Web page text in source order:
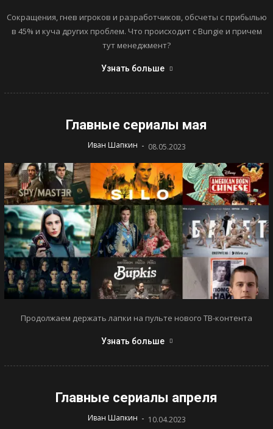
Сокращения, гнев игроков и разработчиков, обсчеты с прибылью
в 45% и куча других проблем. Что происходит с Bungie и причем
тут менеджмент?
Узнать больше
Главные сериалы мая
Иван Шапкин - 08.05.2023
Продолжаем держать лапки на пульте нового ТВ-контента
Узнать больше
Главные сериалы апреля
Иван Шапкин - 10.04.2023